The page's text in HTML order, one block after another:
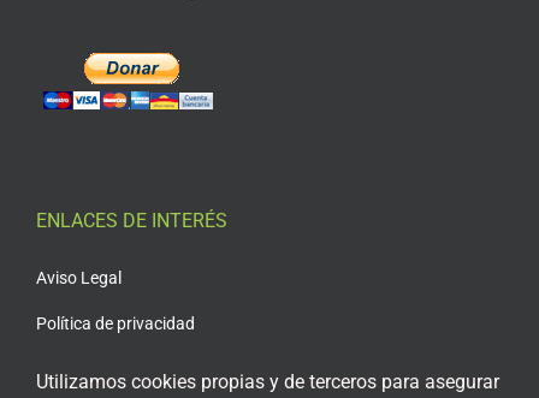
ENLACES DE INTERÉS
Aviso Legal
Política de privacidad
Utilizamos cookies propias y de terceros para asegurar